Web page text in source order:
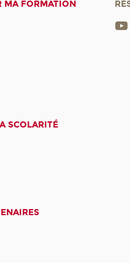
MA FORMATION
SCOLARITÉ